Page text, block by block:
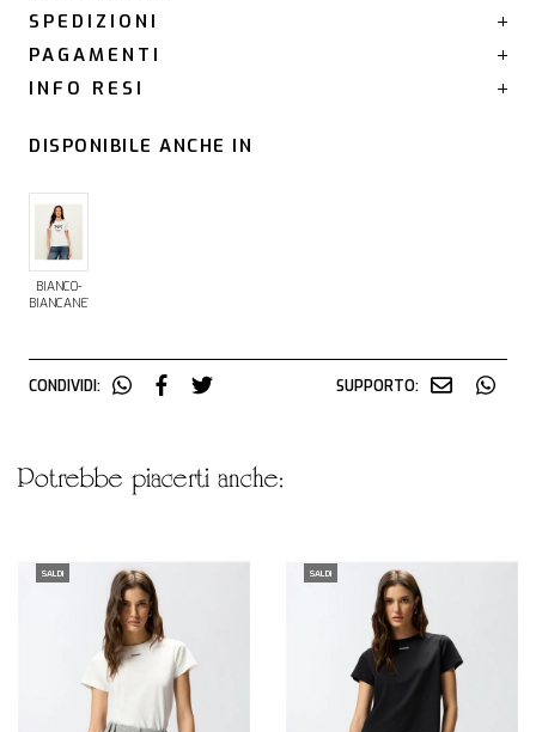
SPEDIZIONI
PAGAMENTI
INFO RESI
DISPONIBILE ANCHE IN
BIANCO-
BIANCANEVE
CONDIVIDI: SUPPORTO:
potrebbe piacerti anche:
SALDI SALDI